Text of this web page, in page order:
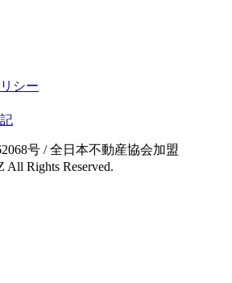
シー
号 / 全日本不動産協会加盟
All Rights Reserved.